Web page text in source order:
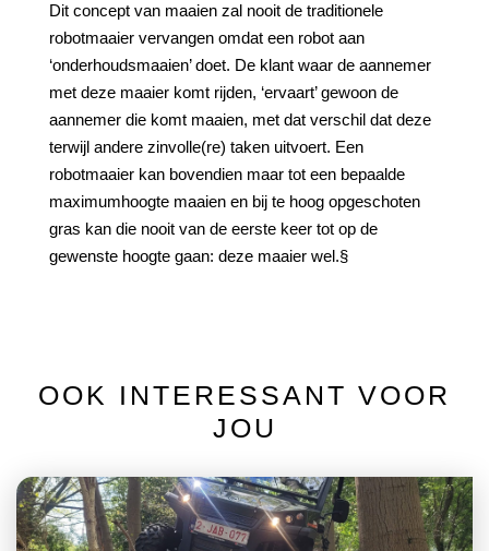
Dit concept van maaien zal nooit de traditionele
robotmaaier vervangen omdat een robot aan
‘onderhoudsmaaien’ doet. De klant waar de aannemer
met deze maaier komt rijden, ‘ervaart’ gewoon de
aannemer die komt maaien, met dat verschil dat deze
terwijl andere zinvolle(re) taken uitvoert. Een
robotmaaier kan bovendien maar tot een bepaalde
maximumhoogte maaien en bij te hoog opgeschoten
gras kan die nooit van de eerste keer tot op de
gewenste hoogte gaan: deze maaier wel.§
OOK INTERESSANT VOOR
JOU